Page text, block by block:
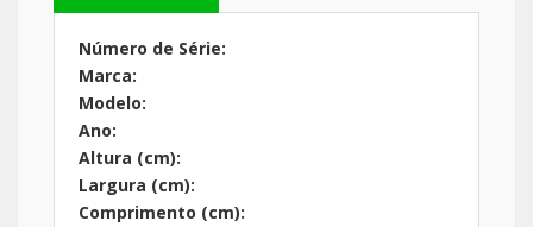
Número de Série:
Marca:
Modelo:
Ano:
Altura (cm):
Largura (cm):
Comprimento (cm):